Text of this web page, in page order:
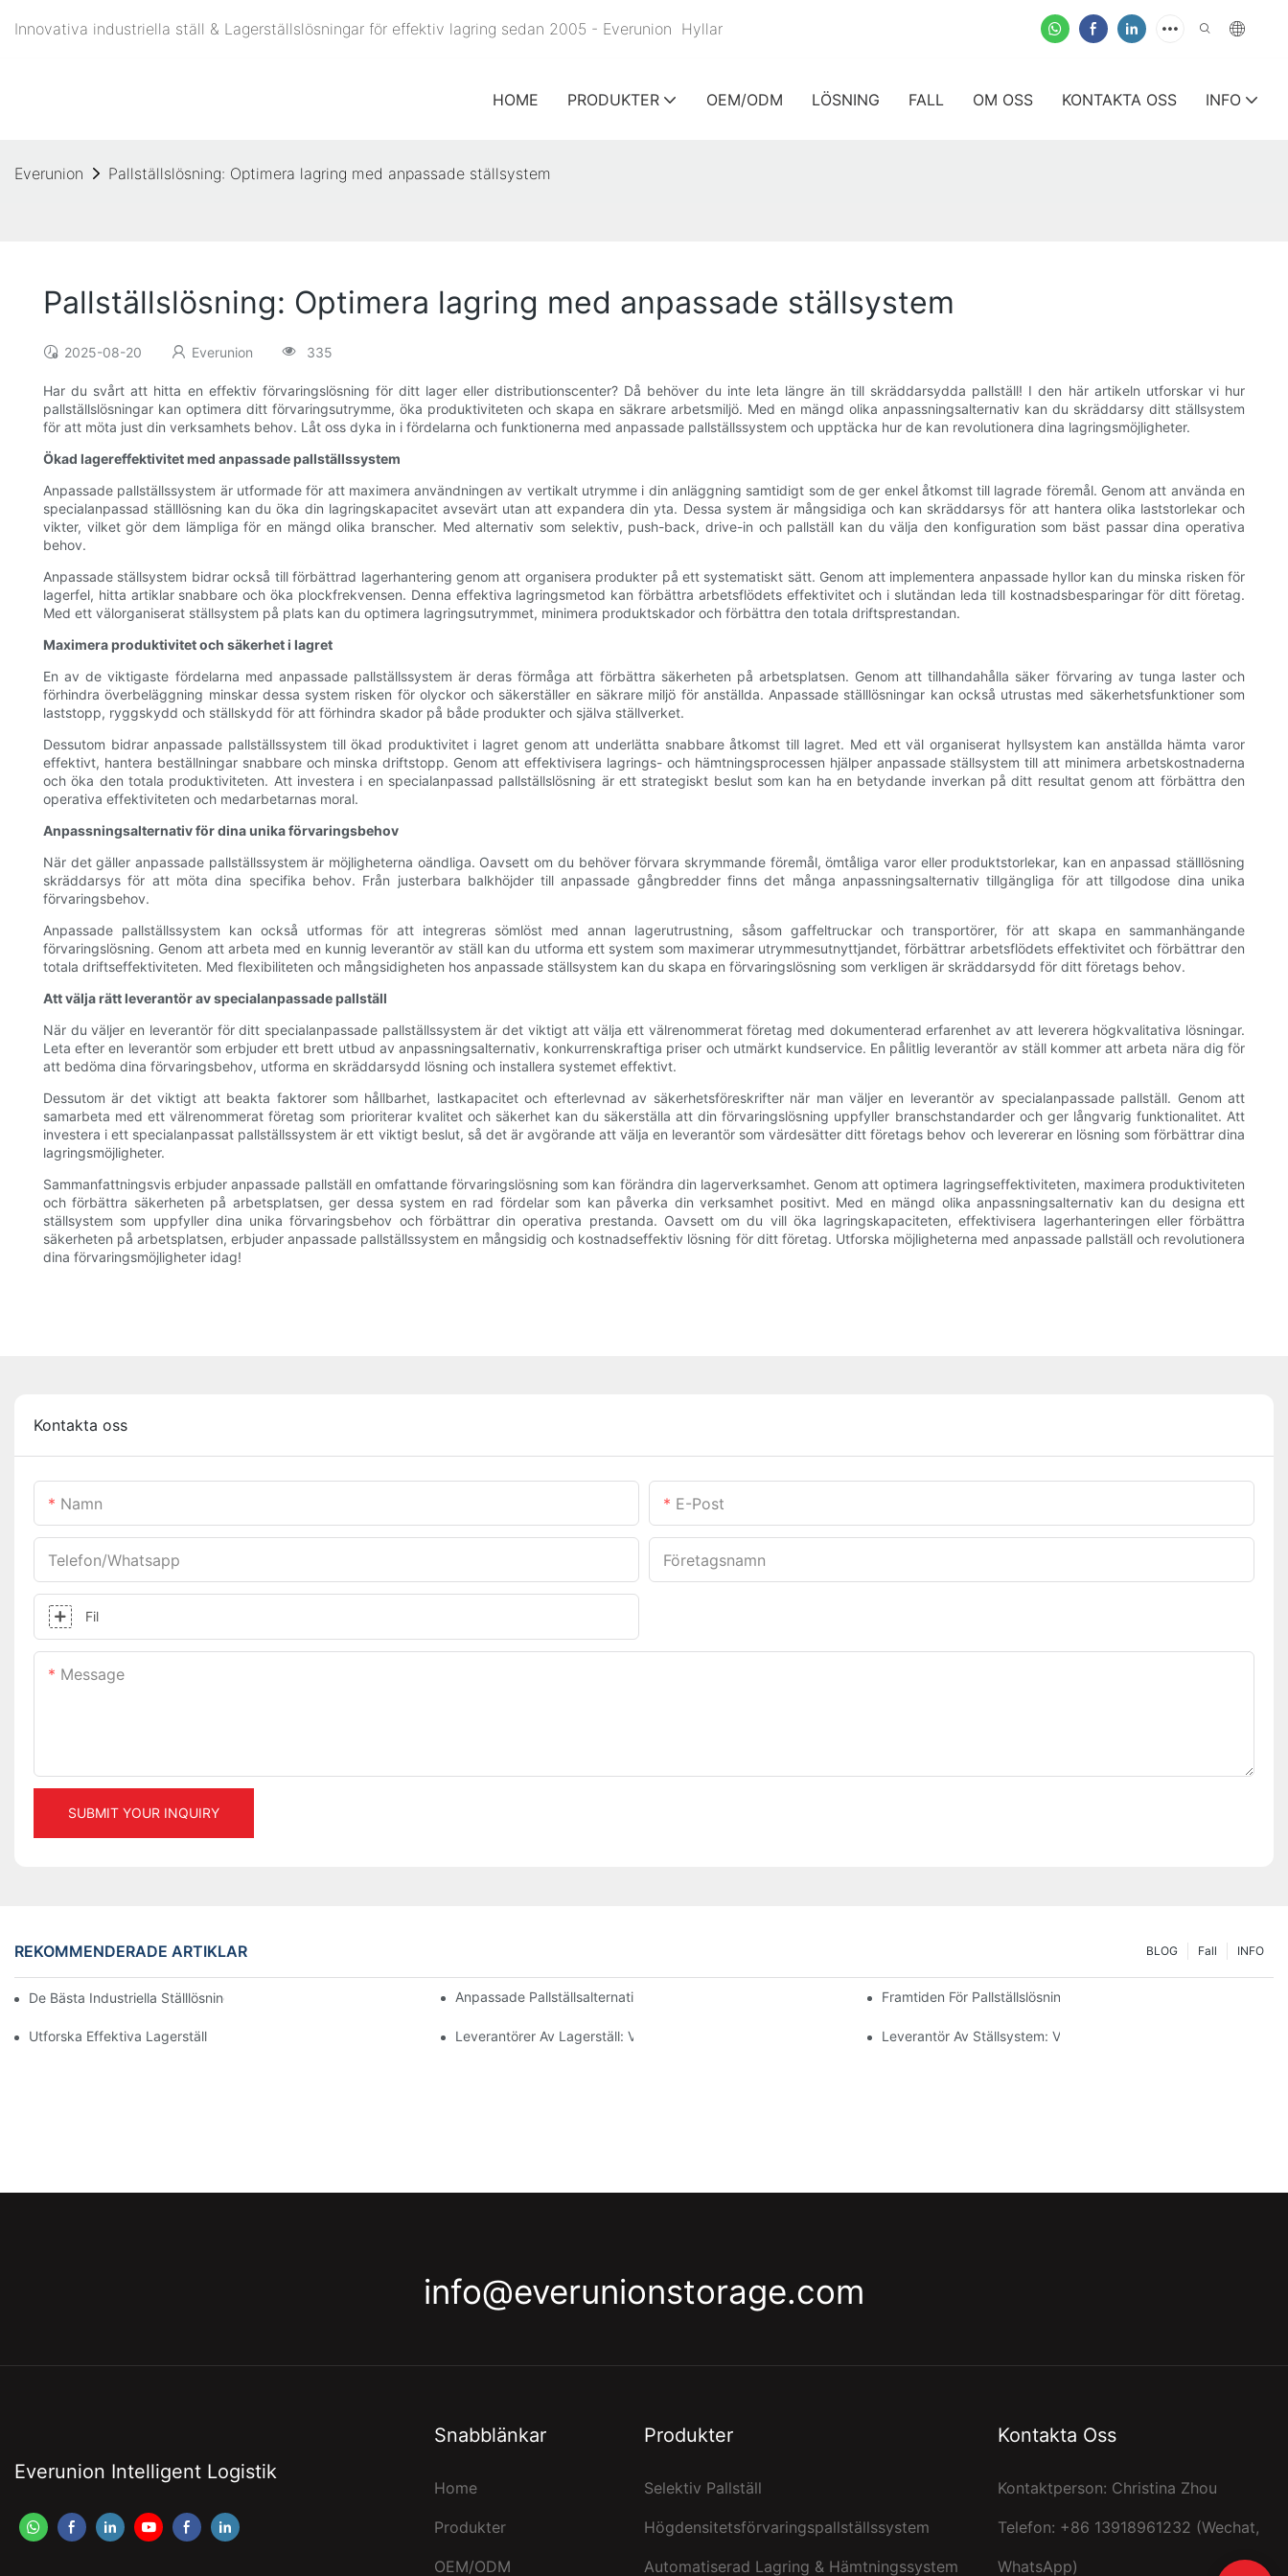
Innovativa industriella ställ & Lagerställslösningar för effektiv lagring sedan 2005 - Everunion Hyllar
HOME PRODUKTER OEM/ODM LÖSNING FALL OM OSS KONTAKTA OSS INFO
Everunion Pallställslösning: Optimera lagring med anpassade ställsystem
Pallställslösning: Optimera lagring med anpassade ställsystem
2025-08-20 Everunion 335
Har du svårt att hitta en effektiv förvaringslösning för ditt lager eller distributionscenter? Då behöver du inte leta längre än till skräddarsydda pallställ! I den här artikeln utforskar vi hur
pallställslösningar kan optimera ditt förvaringsutrymme, öka produktiviteten och skapa en säkrare arbetsmiljö. Med en mängd olika anpassningsalternativ kan du skräddarsy ditt ställsystem
för att möta just din verksamhets behov. Låt oss dyka in i fördelarna och funktionerna med anpassade pallställssystem och upptäcka hur de kan revolutionera dina lagringsmöjligheter.
Ökad lagereffektivitet med anpassade pallställssystem
Anpassade pallställssystem är utformade för att maximera användningen av vertikalt utrymme i din anläggning samtidigt som de ger enkel åtkomst till lagrade föremål. Genom att använda en
specialanpassad ställlösning kan du öka din lagringskapacitet avsevärt utan att expandera din yta. Dessa system är mångsidiga och kan skräddarsys för att hantera olika laststorlekar och
vikter, vilket gör dem lämpliga för en mängd olika branscher. Med alternativ som selektiv, push-back, drive-in och pallställ kan du välja den konfiguration som bäst passar dina operativa
behov.
Anpassade ställsystem bidrar också till förbättrad lagerhantering genom att organisera produkter på ett systematiskt sätt. Genom att implementera anpassade hyllor kan du minska risken för
lagerfel, hitta artiklar snabbare och öka plockfrekvensen. Denna effektiva lagringsmetod kan förbättra arbetsflödets effektivitet och i slutändan leda till kostnadsbesparingar för ditt företag.
Med ett välorganiserat ställsystem på plats kan du optimera lagringsutrymmet, minimera produktskador och förbättra den totala driftsprestandan.
Maximera produktivitet och säkerhet i lagret
En av de viktigaste fördelarna med anpassade pallställssystem är deras förmåga att förbättra säkerheten på arbetsplatsen. Genom att tillhandahålla säker förvaring av tunga laster och
förhindra överbeläggning minskar dessa system risken för olyckor och säkerställer en säkrare miljö för anställda. Anpassade ställlösningar kan också utrustas med säkerhetsfunktioner som
laststopp, ryggskydd och ställskydd för att förhindra skador på både produkter och själva ställverket.
Dessutom bidrar anpassade pallställssystem till ökad produktivitet i lagret genom att underlätta snabbare åtkomst till lagret. Med ett väl organiserat hyllsystem kan anställda hämta varor
effektivt, hantera beställningar snabbare och minska driftstopp. Genom att effektivisera lagrings- och hämtningsprocessen hjälper anpassade ställsystem till att minimera arbetskostnaderna
och öka den totala produktiviteten. Att investera i en specialanpassad pallställslösning är ett strategiskt beslut som kan ha en betydande inverkan på ditt resultat genom att förbättra den
operativa effektiviteten och medarbetarnas moral.
Anpassningsalternativ för dina unika förvaringsbehov
När det gäller anpassade pallställssystem är möjligheterna oändliga. Oavsett om du behöver förvara skrymmande föremål, ömtåliga varor eller produktstorlekar, kan en anpassad ställlösning
skräddarsys för att möta dina specifika behov. Från justerbara balkhöjder till anpassade gångbredder finns det många anpassningsalternativ tillgängliga för att tillgodose dina unika
förvaringsbehov.
Anpassade pallställssystem kan också utformas för att integreras sömlöst med annan lagerutrustning, såsom gaffeltruckar och transportörer, för att skapa en sammanhängande
förvaringslösning. Genom att arbeta med en kunnig leverantör av ställ kan du utforma ett system som maximerar utrymmesutnyttjandet, förbättrar arbetsflödets effektivitet och förbättrar den
totala driftseffektiviteten. Med flexibiliteten och mångsidigheten hos anpassade ställsystem kan du skapa en förvaringslösning som verkligen är skräddarsydd för ditt företags behov.
Att välja rätt leverantör av specialanpassade pallställ
När du väljer en leverantör för ditt specialanpassade pallställssystem är det viktigt att välja ett välrenommerat företag med dokumenterad erfarenhet av att leverera högkvalitativa lösningar.
Leta efter en leverantör som erbjuder ett brett utbud av anpassningsalternativ, konkurrenskraftiga priser och utmärkt kundservice. En pålitlig leverantör av ställ kommer att arbeta nära dig för
att bedöma dina förvaringsbehov, utforma en skräddarsydd lösning och installera systemet effektivt.
Dessutom är det viktigt att beakta faktorer som hållbarhet, lastkapacitet och efterlevnad av säkerhetsföreskrifter när man väljer en leverantör av specialanpassade pallställ. Genom att
samarbeta med ett välrenommerat företag som prioriterar kvalitet och säkerhet kan du säkerställa att din förvaringslösning uppfyller branschstandarder och ger långvarig funktionalitet. Att
investera i ett specialanpassat pallställssystem är ett viktigt beslut, så det är avgörande att välja en leverantör som värdesätter ditt företags behov och levererar en lösning som förbättrar dina
lagringsmöjligheter.
Sammanfattningsvis erbjuder anpassade pallställ en omfattande förvaringslösning som kan förändra din lagerverksamhet. Genom att optimera lagringseffektiviteten, maximera produktiviteten
och förbättra säkerheten på arbetsplatsen, ger dessa system en rad fördelar som kan påverka din verksamhet positivt. Med en mängd olika anpassningsalternativ kan du designa ett
ställsystem som uppfyller dina unika förvaringsbehov och förbättrar din operativa prestanda. Oavsett om du vill öka lagringskapaciteten, effektivisera lagerhanteringen eller förbättra
säkerheten på arbetsplatsen, erbjuder anpassade pallställssystem en mångsidig och kostnadseffektiv lösning för ditt företag. Utforska möjligheterna med anpassade pallställ och revolutionera
dina förvaringsmöjligheter idag!
Kontakta oss
Namn E-Post
Telefon/whatsapp Företagsnamn
Fil
Message
SUBMIT YOUR INQUIRY
REKOMMENDERADE ARTIKLAR INFO
Fall
BLOG
De Bästa Industriella Ställlösningarna För Effektiv Lagerhantering Anpassade Pallställsalternativ: Skräddarsy Dina Förvaringsbehov Framtiden För Pallställslösningar: Trender Och Innovationer
Utforska Effektiva Lagerställlösningar För Alla Branscher Leverantörer Av Lagerställ: Vad Man Ska Leta Efter Leverantör Av Ställsystem: Viktiga Faktorer För Att Välja Rätt
info@everunionstorage.com
Everunion Intelligent Logistik
Snabblänkar
Home
Produkter
OEM/ODM
Produkter
Selektiv Pallställ
Högdensitetsförvaringspallställssystem
Automatiserad Lagring & Hämtningssystem
Kontakta Oss
Kontaktperson: Christina Zhou
Telefon: +86 13918961232 (Wechat,
WhatsApp)